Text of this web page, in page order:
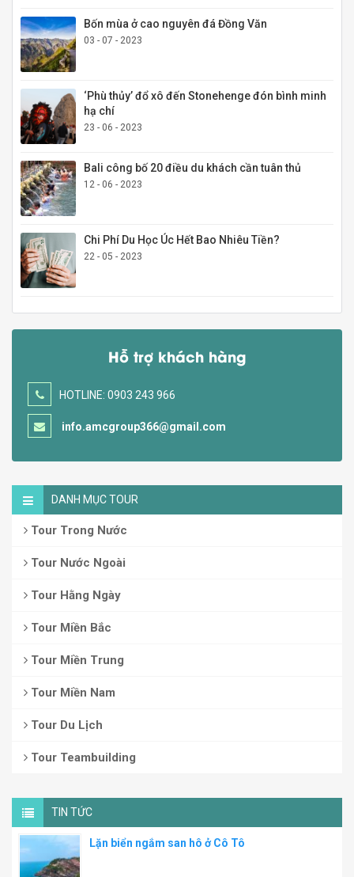
Bốn mùa ở cao nguyên đá Đồng Văn
03 - 07 - 2023
‘Phù thủy’ đổ xô đến Stonehenge đón bình minh
hạ chí
23 - 06 - 2023
Bali công bố 20 điều du khách cần tuân thủ
12 - 06 - 2023
Chi Phí Du Học Úc Hết Bao Nhiêu Tiền?
22 - 05 - 2023
Hỗ trợ khách hàng
HOTLINE: 0903 243 966
info.amcgroup366@gmail.com
DANH MỤC TOUR
Tour Trong Nước
Tour Nước Ngoài
Tour Hằng Ngày
Tour Miền Bắc
Tour Miền Trung
Tour Miền Nam
Tour Du Lịch
Tour Teambuilding
TIN TỨC
Lặn biển ngắm san hô ở Cô Tô